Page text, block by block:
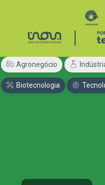
Agronegócio
Biotecnologia